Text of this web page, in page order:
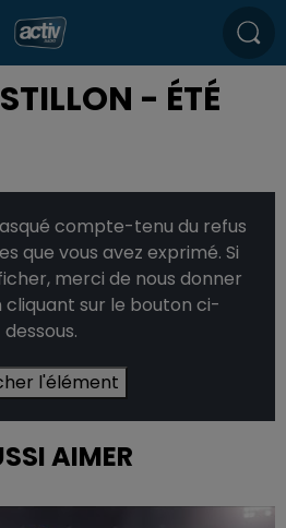
- ÉTÉ
compte-tenu du refus
que vous avez exprimé. Si
merci de nous donner
sur le bouton ci-
dessous.
l'élément
AIMER